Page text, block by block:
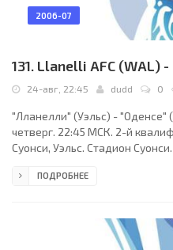
2006-07
131. Llanelli AFC (WAL) -
24-авг, 22:45 dudd 0
"Лланелли" (Уэльс) - "Оденсе"
четверг. 22:45 МСК. 2-й
Суонси, Уэльс. Стадион
Владица Стеванович
60), Дэвид Томас, Рис
Белл, Ник Харри (Хакоб
ПОДРОБНЕЕ